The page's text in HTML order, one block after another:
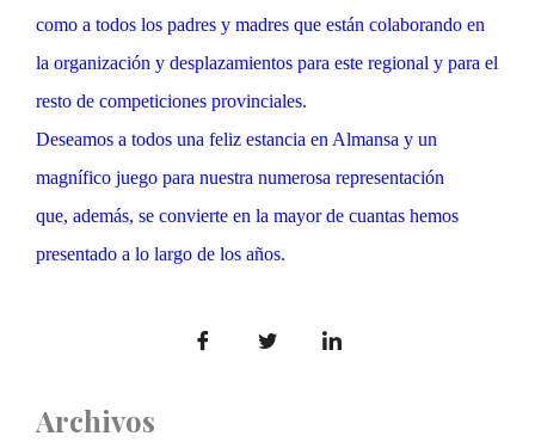
como a todos los padres y madres que están colaborando en
la organización y desplazamientos para este regional y para el
resto de competiciones provinciales.
Deseamos a todos una feliz estancia en Almansa y un
magnífico juego para nuestra numerosa representación
que, además, se convierte en la mayor de cuantas hemos
presentado a lo largo de los años.
Archivos